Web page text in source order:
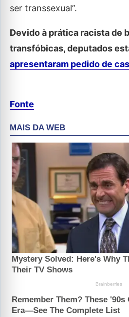
ser transsexual”.
Devido à prática racista de
transfóbicas, deputados
apresentaram pedido de
Fonte